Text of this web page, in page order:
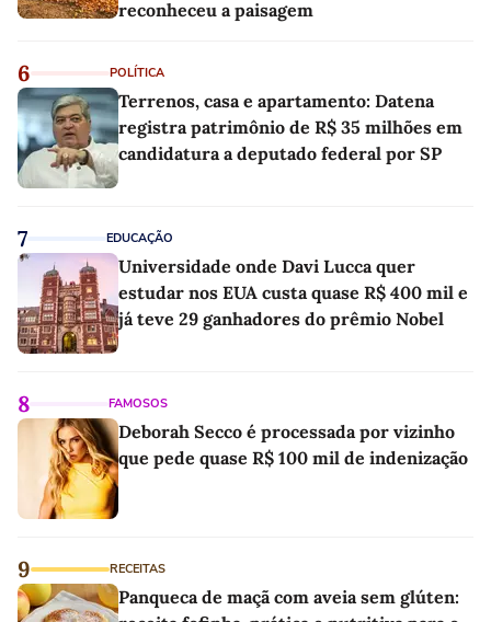
reconheceu a paisagem
6 POLÍTICA
Terrenos, casa e apartamento: Datena
registra patrimônio de R$ 35 milhões em
candidatura a deputado federal por SP
7 EDUCAÇÃO
Universidade onde Davi Lucca quer
estudar nos EUA custa quase R$ 400 mil e
já teve 29 ganhadores do prêmio Nobel
8 FAMOSOS
Deborah Secco é processada por vizinho
que pede quase R$ 100 mil de indenização
9 RECEITAS
Panqueca de maçã com aveia sem glúten: